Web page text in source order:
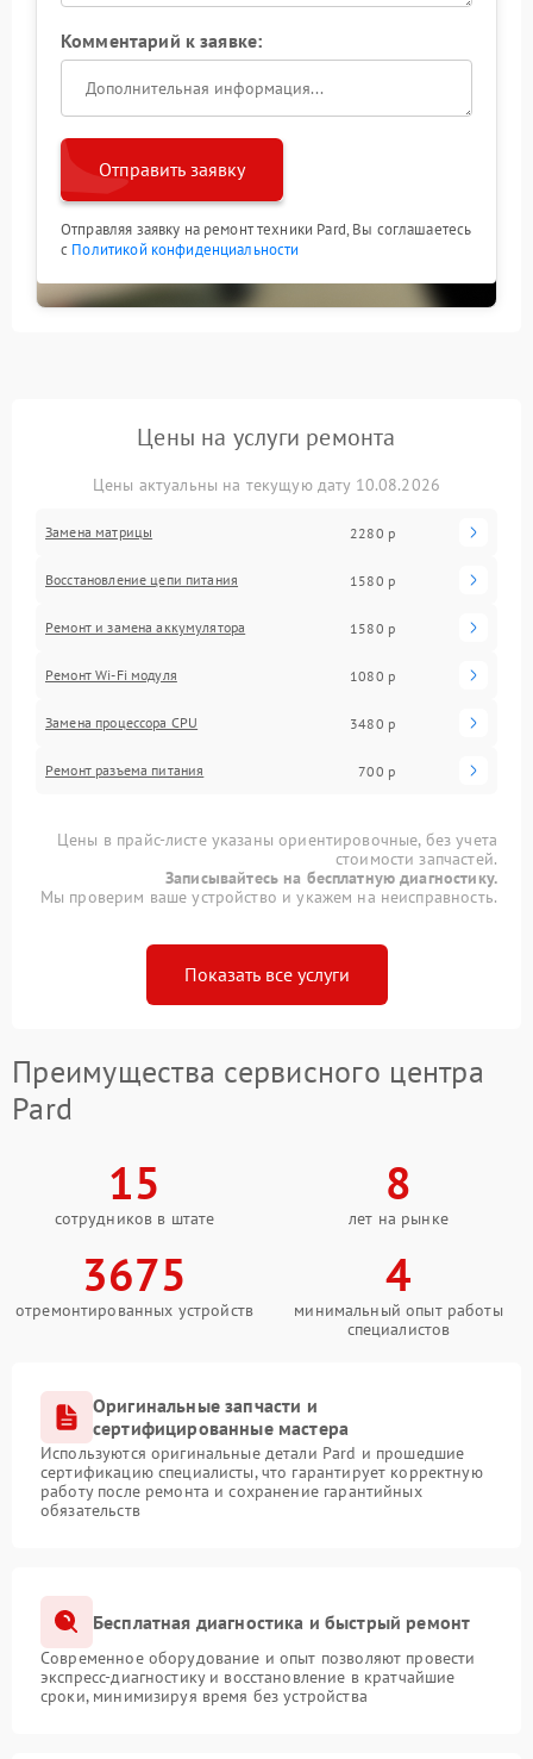
Комментарий к заявке:
Отправить заявку
Отправляя заявку на ремонт техники Pard, Вы соглашаетесь
с Политикой конфиденциальности
Цены на услуги ремонта
Цены актуальны на текущую дату 10.08.2026
Замена матрицы 2280 р
Восстановление цепи питания 1580 р
Ремонт и замена аккумулятора 1580 р
Ремонт Wi-Fi модуля 1080 р
Замена процессора CPU 3480 р
Ремонт разъема питания 700 р
Цены в прайс-листе указаны ориентировочные, без учета
стоимости запчастей.
Записывайтесь на бесплатную диагностику.
Мы проверим ваше устройство и укажем на неисправность.
Показать все услуги
Преимущества сервисного центра
Pard
15
сотрудников в штате
8
лет на рынке
3675
отремонтированных устройств
4
минимальный опыт работы
специалистов
Оригинальные запчасти и
сертифицированные мастера
Используются оригинальные детали Pard и прошедшие
сертификацию специалисты, что гарантирует корректную
работу после ремонта и сохранение гарантийных
обязательств
Бесплатная диагностика и быстрый ремонт
Современное оборудование и опыт позволяют провести
экспресс-диагностику и восстановление в кратчайшие
сроки, минимизируя время без устройства